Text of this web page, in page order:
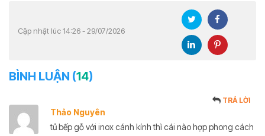
Cập nhật lúc 14:26 - 29/07/2026
BÌNH LUẬN (14)
Thảo Nguyên
TRẢ LỜI
tủ bếp gỗ với inox cánh kính thì cái nào hợp phong cách